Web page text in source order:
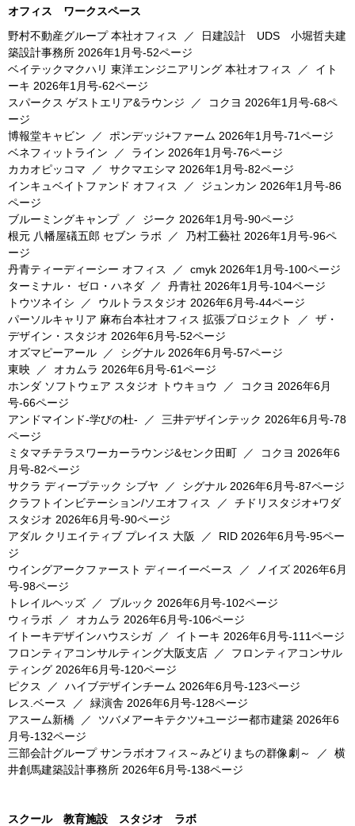
オフィス ワークスペース
野村不動産グループ 本社オフィス
／
日建設計 UDS 小堀哲夫建
築設計事務所 2026年1月号-52ページ
ベイテックマクハリ 東洋エンジニアリング 本社オフィス
／ イト
ーキ 2026年1月号-62ページ
スパークス ゲストエリア&ラウンジ ／ コクヨ 2026年1月号-68ペ
ージ
博報堂キャビン ／ ポンデッジ+ファーム 2026年1月号-71ページ
ベネフィットライン ／ ライン 2026年1月号-76ページ
カカオピッコマ ／ サクマエシマ 2026年1月号-82ページ
インキュベイトファンド オフィス
／ ジュンカン 2026年1月号-86
ページ
ブルーミングキャンプ／ ジーク 2026年1月号-90ページ
根元 八幡屋礒五郎 セブン ラボ ／ 乃村工藝社 2026年1月号-96ペ
ージ
丹青ティーディーシー オフィス
／ cmyk 2026年1月号-100ページ
ターミナル・ ゼロ・ハネダ ／ 丹青社 2026年1月号-104ページ
トウツネイシ ／ ウルトラスタジオ 2026年6月号-44ページ
パーソルキャリア 麻布台本社オフィス 拡張プロジェクト
／ ザ・
デザイン・スタジオ 2026年6月号-52ページ
オズマピーアール ／ シグナル 2026年6月号-57ページ
東映 ／ オカムラ 2026年6月号-61ページ
ホンダ ソフトウェア スタジオ トウキョウ
／ コクヨ 2026年6月
号-66ページ
アンドマインド-学びの杜- ／ 三井デザインテック 2026年6月号-78
ページ
ミタマチテラスワーカーラウンジ&センク田町 ／ コクヨ 2026年6
月号-82ページ
サクラ ディープテック シブヤ ／ シグナル 2026年6月号-87ページ
クラフトインビテーション/ソエオフィス
／ チドリスタジオ+ワダ
スタジオ 2026年6月号-90ページ
アダル クリエイティブ プレイス 大阪
／ RID 2026年6月号-95ペー
ジ
ウイングアークファースト ディーイーベース
／ ノイズ 2026年6月
号-98ページ
トレイルヘッズ ／ ブルック 2026年6月号-102ページ
ウィラボ ／ オカムラ 2026年6月号-106ページ
イトーキデザインハウスシガ／ イトーキ 2026年6月号-111ページ
フロンティアコンサルティング大阪支店 ／ フロンティアコンサル
ティング 2026年6月号-120ページ
ピクス
／ ハイブデザインチーム 2026年6月号-123ページ
レス.ベース
／ 緑演舎 2026年6月号-128ページ
アスーム新橋 ／ ツバメアーキテクツ+ユージー都市建築 2026年6
月号-132ページ
三部会計グループ サンラボオフィス～みどりまちの群像劇～
／ 横
井創馬建築設計事務所 2026年6月号-138ページ
スクール 教育施設 スタジオ ラボ